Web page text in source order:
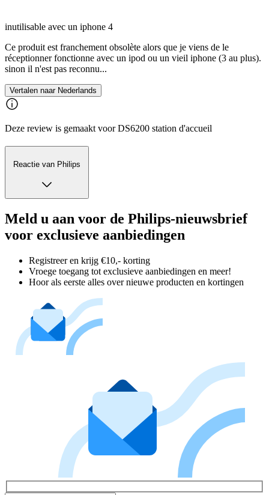
inutilisable avec un iphone 4
Ce produit est franchement obsolète alors que je viens de le
réceptionner fonctionne avec un ipod ou un vieil iphone (3 au plus).
sinon il n'est pas reconnu...
Vertalen naar Nederlands
Deze review is gemaakt voor DS6200 station d'accueil
Reactie van Philips
Meld u aan voor de Philips-nieuwsbrief
voor exclusieve aanbiedingen
Registreer en krijg €10,- korting
Vroege toegang tot exclusieve aanbiedingen en meer!
Hoor als eerste alles over nieuwe producten en kortingen